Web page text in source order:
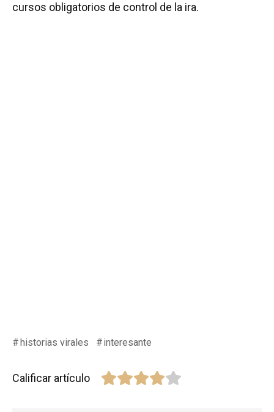
cursos obligatorios de control de la ira.
historias virales interesante
Calificar artículo